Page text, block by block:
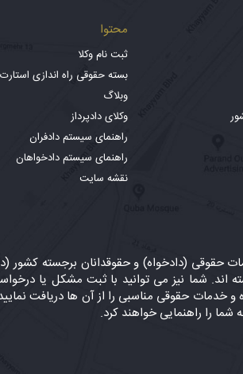
محتوا
ثبت نام وکلا
بسته حقوقی راه اندازی
وبلاگ
وکلای دادپرداز
راهنمای سیستم دادفران
راهنمای سیستم دادخواهان
نقشه سایت
حقوقی (دادخواه) و حقوقدانان برجسته کشور
شما نیز می توانید با ثبت مشکل یا
و خدمات حقوقی مناسبی را از آن ها دریافت
را راهنمایی خواهند کرد.